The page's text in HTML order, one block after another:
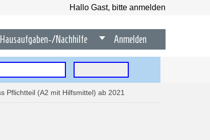
Hallo Gast, bitte anmelden
Hausaufgaben-/Nachhilfe Anmelden
Pflichtteil (A2 mit Hilfsmittel) ab 2021